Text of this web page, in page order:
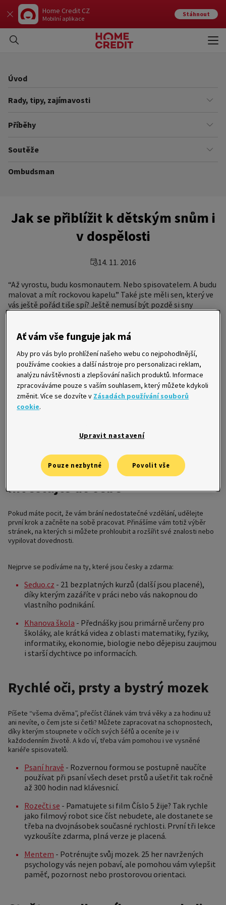
Home Credit CZ
Mobilní aplikace
Stáhnout
Úvod
Rady, tipy, zajímavosti
Finance
Ze života do života
Příběhy
Našich zákazníků
Soutěže
Aktuální a ukončené soutěže
Ombudsman
Jak se přiblížit k dětským snům i
v dospělosti
14. 11. 2016
“Až vyrostu, budu kosmonautem. Nebo spisovatelem. A budu
malovat a mít rockovou kapelu.” Také jste měli sen, který ve
vás ještě pořád tiše spí? Ještě nemusí být pozdě si sny
Investujte do sebe
Pokud máte pocit, že vám brání nedostatečné vzdělání, udělejte
první krok a začněte na sobě pracovat. Přinášíme vám totiž výběr
stránek, na kterých si můžete prohloubit a rozšířit své znalosti nebo
vypilovat dovednosti.
Nejprve se podíváme na ty, které jsou česky a zdarma:
Seduo.cz - 21 bezplatných kurzů (další jsou placené),
díky kterým zazáříte v práci nebo vás nakopnou do
vlastního podnikání.
Khanova škola - Přednášky jsou primárně určeny pro
školáky, ale krátká videa z oblasti matematiky, fyziky,
informatiky, ekonomie, biologie nebo dějepisu zaujmou
i starší dychtivce po informacích.
Rychlé oči, prsty a bystrý mozek
Píšete “všema dvěma”, přečíst článek vám trvá věky a za hodinu už
ani nevíte, o čem jste si četli? Můžete zapracovat na schopnostech,
díky kterým stoupnete v očích svých šéfů a oceníte je i v
každodenním životě. A kdo ví, třeba vám pomohou i ve vysněné
kariéře spisovatelů.
Psaní hravě - Rozvernou formou se postupně naučíte
používat při psaní všech deset prstů a ušetřit tak ročně
až 300 hodin nad klávesnicí.
Rozečti se - Pamatujete si film Číslo 5 žije? Tak rychle
jako filmový robot sice číst nebudete, ale dostanete se
třeba na dvojnásobek současné rychlosti. První tři lekce
vyzkoušíte zdarma, plná verze je placená.
Mentem - Potrénujte svůj mozek. 25 her navržených
psychology vás nejen pobaví, ale pomohou vám vylepšit
paměť, pozornost nebo prostorovou orientaci.
Ať vám vše funguje jak má
Aby pro vás bylo prohlížení našeho webu co nejpohodlnější,
používáme cookies a další nástroje pro personalizaci reklam,
analýzu návštěvnosti a zlepšování našich produktů. Informace
zpracováváme pouze s vaším souhlasem, který můžete kdykoli
změnit. Více se dozvíte v Zásadách používání souborů
cookie.
Upravit nastavení
Pouze nezbytné Povolit vše